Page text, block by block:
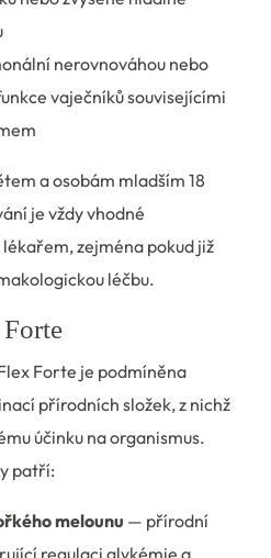
nerovnováhou nebo
vaječníků souvisejícími
a osobám mladším 18
je vždy vhodné
zejména pokud již
léčbu.
Forte je podmíněna
přírodních složek, z nichž
účinku na organismus.
patří:
melounu — přírodní